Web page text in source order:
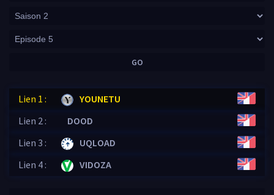
GO
Lien 1 :
YOUNETU
Lien 2 :
DOOD
Lien 3 :
UQLOAD
Lien 4 :
VIDOZA